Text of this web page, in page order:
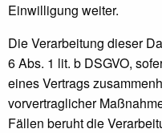
Einwilligung weiter.
Die Verarbeitung dieser
6 Abs. 1 lit. b DSGVO,
eines Vertrags
vorvertraglicher
Fällen beruht die